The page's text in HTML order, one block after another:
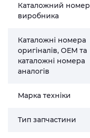
Каталожний номер
виробника
Каталожні номера
оригіналів, OEM та
каталожні номера
аналогів
Марка техніки
Тип запчастини